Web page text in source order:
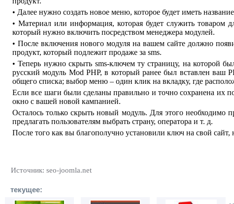
• Далее нужно создать новое меню, которое будет иметь
• Материал или информация, которая будет служить
который нужно включить посредством менеджера модулей.
• После включения нового модуля на вашем сайте должно
продукт, который подлежит продаже за sms.
• Теперь нужно скрыть sms-ключем ту страницу, на которой
русский модуль Mod PHP, в который ранее был вставлен
общего списка; выбор меню – один клик на вкладку, где
Если все шаги были сделаны правильно и точно сохранена их
окно с вашей новой кампанией.
Осталось только скрыть новый модуль. Для этого необходимо
предлагать пользователям выбрать страну, оператора и т. д.
После того как вы благополучно установили ключ на свой сайт,
Источник: seo-joomla.net
текущее: